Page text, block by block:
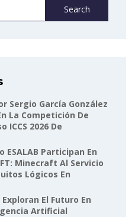
Search
Sergio García González
La Competición De
ICCS 2026 De
Participan En
Minecraft Al Servicio
Lógicos En
El Futuro En
Artificial